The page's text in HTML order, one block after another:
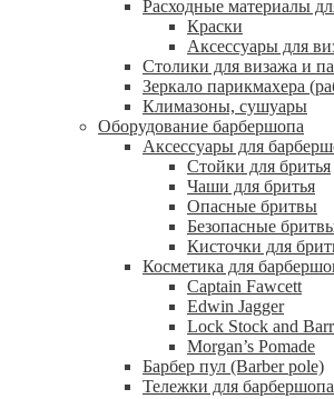
Расходные материалы
Краски
Аксессуары для
Столики для визажа и
Зеркало парикмахера
Климазоны, сушуары
Оборудование барбершопа
Аксессуары для
Стойки для бритья
Чаши для бритья
Опасные бритвы
Безопасные
Кисточки для
Косметика для
Captain Fawcett
Edwin Jagger
Lock Stock and
Morgan’s Pomade
Барбер пул (Barber pole)
Тележки для барбершопа